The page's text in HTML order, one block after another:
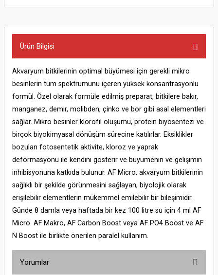
Ürün Bilgisi
Akvaryum bitkilerinin optimal büyümesi için gerekli mikro
besinlerin tüm spektrumunu içeren yüksek konsantrasyonlu
formül. Özel olarak formüle edilmiş preparat, bitkilere bakır,
manganez, demir, molibden, çinko ve bor gibi asal elementleri
sağlar. Mikro besinler klorofil oluşumu, protein biyosentezi ve
birçok biyokimyasal dönüşüm sürecine katılırlar. Eksiklikler
bozulan fotosentetik aktivite, kloroz ve yaprak
deformasyonu ile kendini gösterir ve büyümenin ve gelişimin
inhibisyonuna katkıda bulunur. AF Micro, akvaryum bitkilerinin
sağlıklı bir şekilde görünmesini sağlayan, biyolojik olarak
erişilebilir elementlerin mükemmel emilebilir bir bileşimidir.
Günde 8 damla veya haftada bir kez 100 litre su için 4 ml AF
Micro. AF Makro, AF Carbon Boost veya AF PO4 Boost ve AF
N Boost ile birlikte önerilen paralel kullanım.
Yorumlar